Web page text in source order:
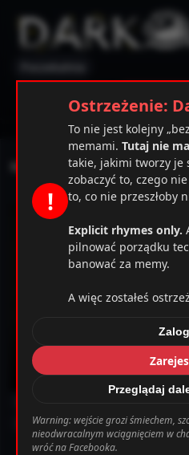
No siema
Poczekalnia
#szybki-wrzut #meme
!
Ostrzeżenie:
To nie jest kolejny
memami. Tutaj nie
takie, jakimi tworzy je
zobaczyć to, czego
to, co nie przeszłoby
Explicit rhymes only.
pilnować porządku
banować za memy.
A więc zostałeś
Przeglądaj
Warning: wejście grozi śmiechem,
nieodwracalnym wciągnięciem w
wróć na Facebooka.